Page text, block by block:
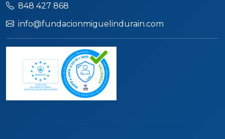
848 427 868
info@fundacionmiguelindurain.com